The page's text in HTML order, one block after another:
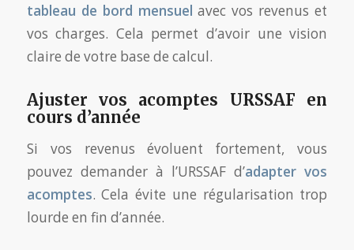
tableau de bord mensuel avec vos revenus et
vos charges. Cela permet d’avoir une vision
claire de votre base de calcul.
Ajuster vos acomptes URSSAF en
cours d’année
Si vos revenus évoluent fortement, vous
pouvez demander à l’URSSAF d’adapter vos
acomptes. Cela évite une régularisation trop
lourde en fin d’année.